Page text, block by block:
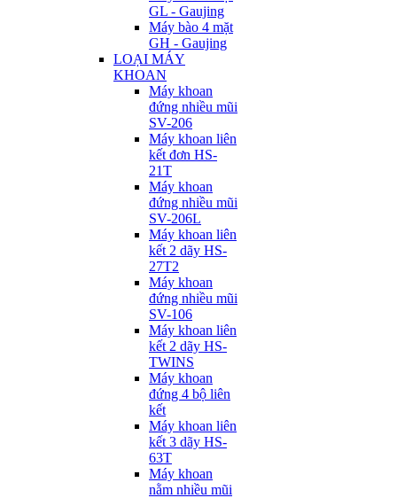
GL - Gaujing
Máy bào 4 mặt
GH - Gaujing
LOẠI MÁY
KHOAN
Máy khoan
đứng nhiều mũi
SV-206
Máy khoan liên
kết đơn HS-
21T
Máy khoan
đứng nhiều mũi
SV-206L
Máy khoan liên
kết 2 dãy HS-
27T2
Máy khoan
đứng nhiều mũi
SV-106
Máy khoan liên
kết 2 dãy HS-
TWINS
Máy khoan
đứng 4 bộ liên
kết
Máy khoan liên
kết 3 dãy HS-
63T
Máy khoan
nằm nhiều mũi